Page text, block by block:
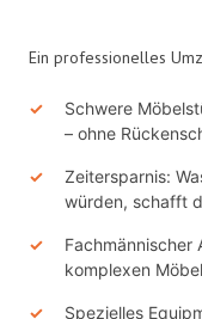
Ein professionelles
Schwere
– ohne
Zeitersparnis:
würden, schafft
Fachmännischer
komplexen
Spezielles